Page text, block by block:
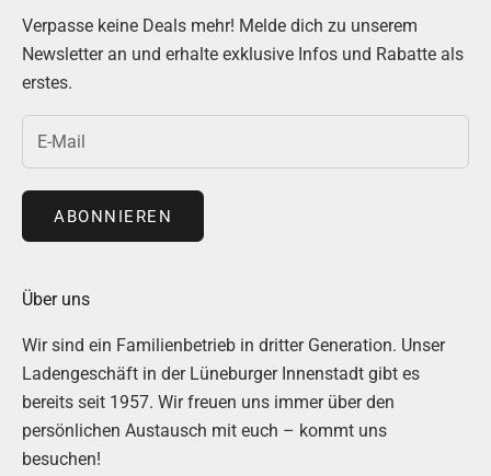
Verpasse keine Deals mehr! Melde dich zu unserem
Newsletter an und erhalte exklusive Infos und Rabatte als
erstes.
ABONNIEREN
Über uns
Wir sind ein Familienbetrieb in dritter Generation. Unser
Ladengeschäft in der Lüneburger Innenstadt gibt es
bereits seit 1957. Wir freuen uns immer über den
persönlichen Austausch mit euch – kommt uns
besuchen!